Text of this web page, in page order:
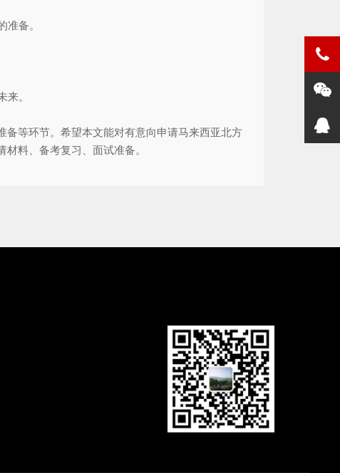
备。
。
等环节。希望本文能对有意向申请马来西亚北方
料、备考复习、面试准备。